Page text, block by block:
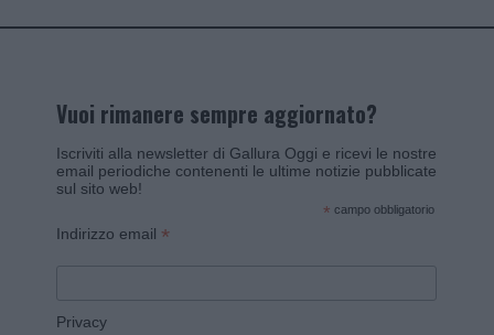
Vuoi rimanere sempre aggiornato?
Iscriviti alla newsletter di Gallura Oggi e ricevi le nostre
email periodiche contenenti le ultime notizie pubblicate
sul sito web!
* campo obbligatorio
Indirizzo email *
Privacy